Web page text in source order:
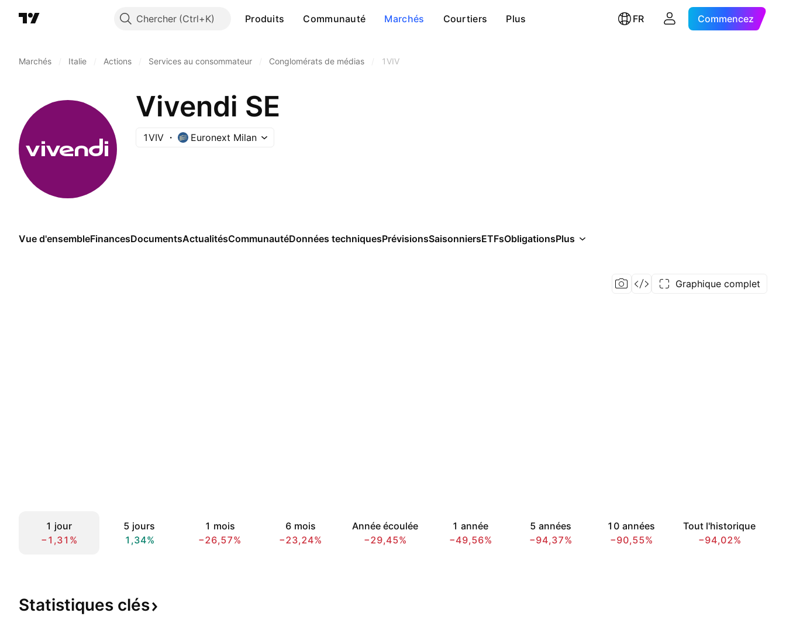
Chercher Produits Communauté Marchés Courtiers Plus FR Commencez
Marchés Italie Actions Services au consommateur Conglomérats de médias 1VIV
Vivendi SE
1VIV Euronext Milan
Vue d'ensembleFinancesDocumentsActualitésCommunautéDonnées techniquesPrévisionsSaisonniersETFsObligationsPlus
Graphique complet
1 jour
−1,31%
5 jours
1,34%
1 mois
−26,57%
6 mois
−23,24%
Année écoulée
−29,45%
1 année
−49,56%
5 années
−94,37%
10 années
−90,55%
Tout l'historique
−94,02%
Statistiques clés